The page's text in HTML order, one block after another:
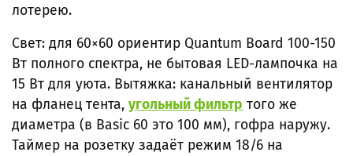
лотерею.
Свет: для 60×60 ориентир Quantum Board 100-150
Вт полного спектра, не бытовая LED-лампочка на
15 Вт для уюта. Вытяжка: канальный вентилятор
на фланец тента, угольный фильтр того же
диаметра (в Basic 60 это 100 мм), гофра наружу.
Таймер на розетку задаёт режим 18/6 на